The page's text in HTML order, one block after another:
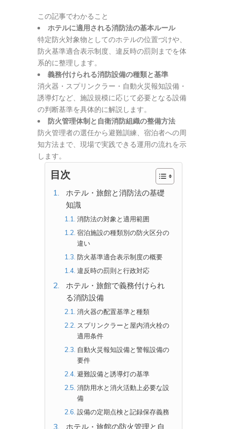
この記事でわかること
ホテルに適用される消防法の基本ルール
特定防火対象物としてのホテルの位置づけや、
防火基準適合表示制度、違反時の罰則までを体
系的に整理します。
義務付けられる消防設備の種類と基準
消火器・スプリンクラー・自動火災報知設備・
誘導灯など、施設規模に応じて必要となる設備
の判断基準を具体的に解説します。
防火管理体制と自衛消防組織の整備方法
防火管理者の選任から避難訓練、宿泊者への周
知方法まで、現場で実践できる運用の流れを示
します。
目次
ホテル・旅館と消防法の基礎
知識
消防法の対象と適用範囲
宿泊施設の種類別の防火区分の
違い
防火基準適合表示制度の概要
違反時の罰則と行政対応
ホテル・旅館で義務付けられ
る消防設備
消火器の配置基準と種類
スプリンクラーと屋内消火栓の
適用条件
自動火災報知設備と警報設備の
要件
避難設備と誘導灯の基準
消防用水と消火活動上必要な設
備
設備の定期点検と記録保存義務
ホテル・旅館の防火管理と自